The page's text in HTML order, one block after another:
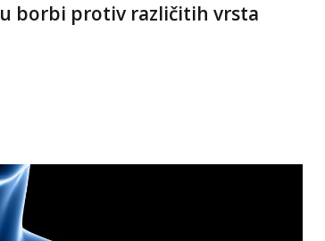
borbi protiv različitih vrsta